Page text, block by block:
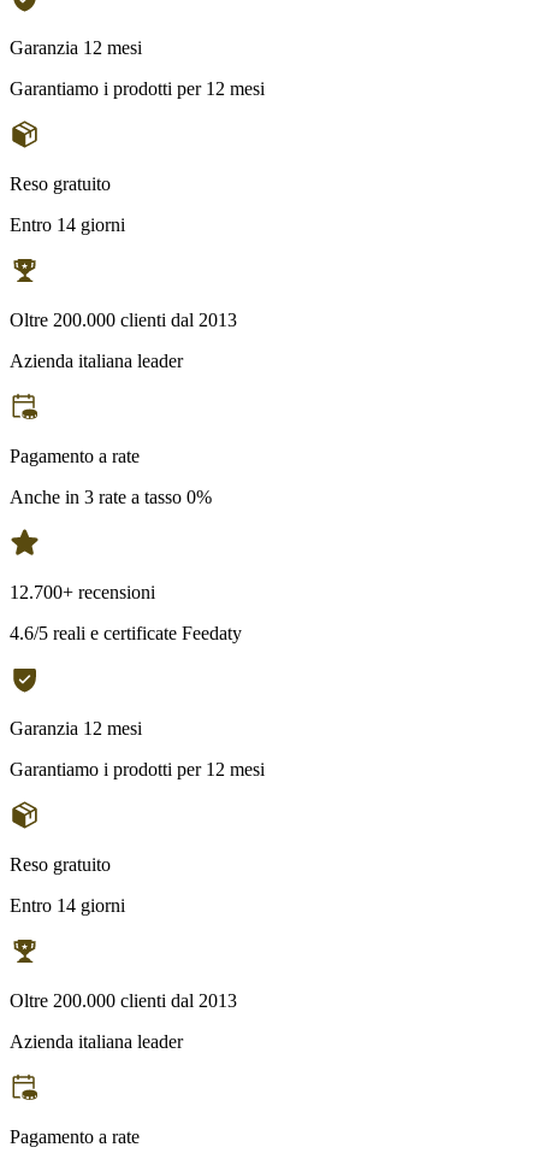
Garanzia 12 mesi
Garantiamo i prodotti per 12 mesi
Reso gratuito
Entro 14 giorni
Oltre 200.000 clienti dal 2013
Azienda italiana leader
Pagamento a rate
Anche in 3 rate a tasso 0%
12.700+ recensioni
4.6/5 reali e certificate Feedaty
Garanzia 12 mesi
Garantiamo i prodotti per 12 mesi
Reso gratuito
Entro 14 giorni
Oltre 200.000 clienti dal 2013
Azienda italiana leader
Pagamento a rate